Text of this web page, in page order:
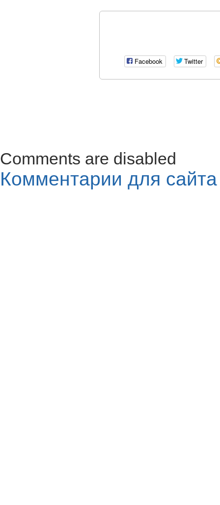
Facebook Twitter
Comments are disabled
Комментарии для